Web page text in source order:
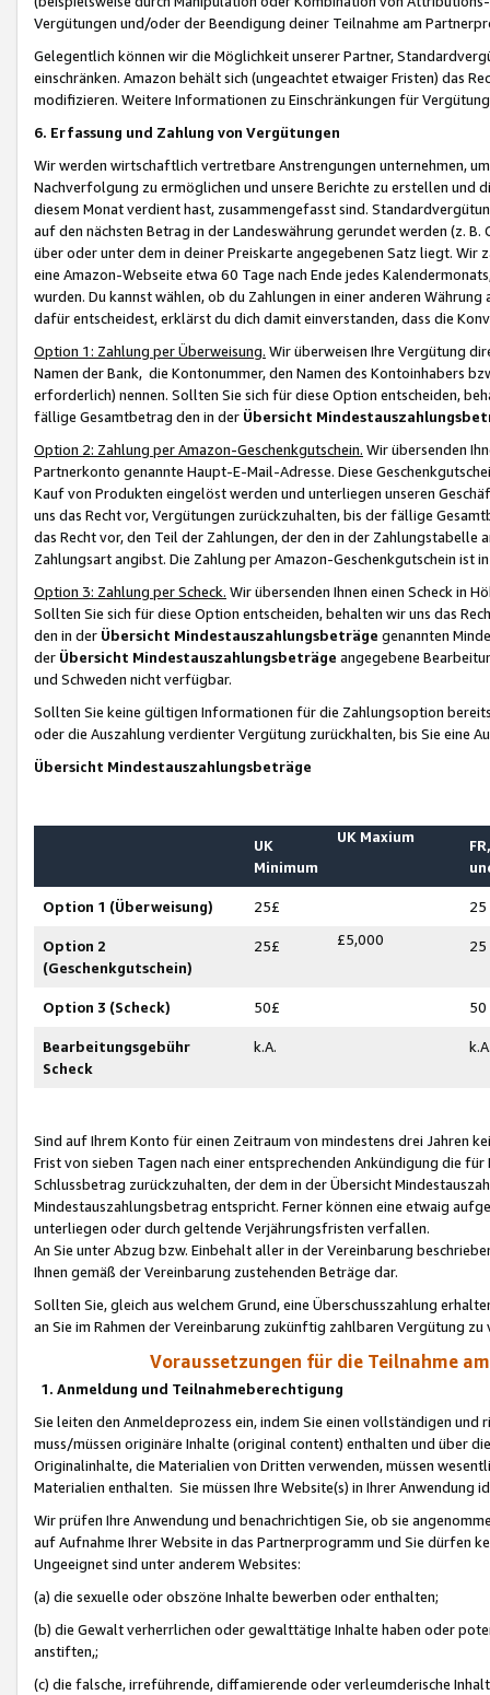
Vergütungen und/oder der Beendigung deiner Teilnahme am
Gelegentlich können wir die Möglichkeit unserer Partner,
einschränken. Amazon behält sich (ungeachtet etwaiger Fristen) das
modifizieren. Weitere Informationen zu Einschränkungen für
6. Erfassung und Zahlung von Vergütungen
Wir werden wirtschaftlich vertretbare Anstrengungen unternehmen,
Nachverfolgung zu ermöglichen und unsere Berichte zu erstellen und
diesem Monat verdient hast, zusammengefasst sind.
auf den nächsten Betrag in der Landeswährung gerundet werden (z.
über oder unter dem in deiner Preiskarte angegebenen Satz liegt.
eine Amazon-Webseite etwa 60 Tage nach Ende jedes
wurden. Du kannst wählen, ob du Zahlungen in einer anderen
dafür entscheidest, erklärst du dich damit einverstanden, dass die
Option 1: Zahlung per Überweisung. Wir überweisen Ihre Vergütung
Namen der Bank, die Kontonummer, den Namen des Kontoinhabers
erforderlich) nennen. Sollten Sie sich für diese Option entscheiden,
fällige Gesamtbetrag den in der Übersicht
Option 2: Zahlung per Amazon-Geschenkgutschein. Wir übersenden
Partnerkonto genannte Haupt-E-Mail-Adresse. Diese
Kauf von Produkten eingelöst werden und unterliegen unseren
uns das Recht vor, Vergütungen zurückzuhalten, bis der fällige
das Recht vor, den Teil der Zahlungen, der den in der
Zahlungsart angibst. Die Zahlung per Amazon-Geschenkgutschein ist
Option 3: Zahlung per Scheck. Wir übersenden Ihnen einen Scheck in
Sollten Sie sich für diese Option entscheiden, behalten wir uns das
den in der Übersicht Mindestauszahlungsbeträge genannten
der Übersicht Mindestauszahlungsbeträge angegebene
und Schweden nicht verfügbar.
Sollten Sie keine gültigen Informationen für die Zahlungsoption
oder die Auszahlung verdienter Vergütung zurückhalten, bis Sie
Übersicht Mindestauszahlungsbeträge
UK
Minimum
UK Maxium
Option 1 (Überweisung) 25£ 25
Option 2
(Geschenkgutschein)
25£ £5,000 25
Option 3 (Scheck) 50£ 50
Bearbeitungsgebühr
Scheck
k.A.
Sind auf Ihrem Konto für einen Zeitraum von mindestens drei Jahren
Frist von sieben Tagen nach einer entsprechenden Ankündigung die
Schlussbetrag zurückzuhalten, der dem in der Übersicht
Mindestauszahlungsbetrag entspricht. Ferner können eine etwaig
unterliegen oder durch geltende Verjährungsfristen verfallen.
An Sie unter Abzug bzw. Einbehalt aller in der Vereinbarung
Ihnen gemäß der Vereinbarung zustehenden Beträge dar.
Sollten Sie, gleich aus welchem Grund, eine Überschusszahlung
an Sie im Rahmen der Vereinbarung zukünftig zahlbaren Vergütung zu
Voraussetzungen für die Teilnahme
1. Anmeldung und Teilnahmeberechtigung
Sie leiten den Anmeldeprozess ein, indem Sie einen vollständigen
muss/müssen originäre Inhalte (original content) enthalten und über
Originalinhalte, die Materialien von Dritten verwenden, müssen
Materialien enthalten. Sie müssen Ihre Website(s) in Ihrer Anwendung
Wir prüfen Ihre Anwendung und benachrichtigen Sie, ob sie
auf Aufnahme Ihrer Website in das Partnerprogramm und Sie dürfen
Ungeeignet sind unter anderem Websites:
(a) die sexuelle oder obszöne Inhalte bewerben oder enthalten;
(b) die Gewalt verherrlichen oder gewalttätige Inhalte haben oder
anstiften,;
(c) die falsche, irreführende, diffamierende oder verleumderische